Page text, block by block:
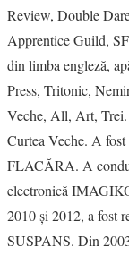
Review, Double
Apprentice Guild,
din limba engleză,
Press, Tritonic,
Veche, All, Art, Trei.
Curtea Veche. A
FLACĂRA. A
electronică
2010 şi 2012, a fost
SUSPANS. Din